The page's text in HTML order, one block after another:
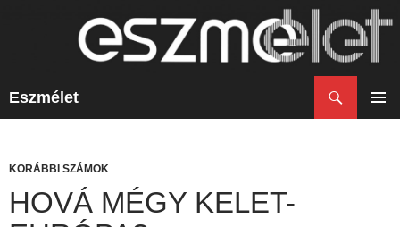
Eszmélet
KORÁBBI SZÁMOK
HOVÁ MÉGY KELET-